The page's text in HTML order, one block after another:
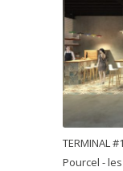
TERMINAL
Pourcel -